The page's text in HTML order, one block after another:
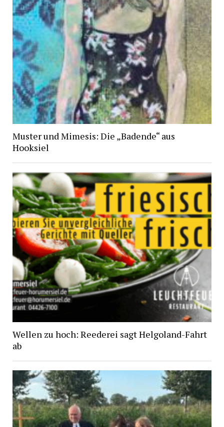
Muster und Mimesis: Die „Badende“ aus
Hooksiel
Wellen zu hoch: Reederei sagt Helgoland-Fahrt
ab